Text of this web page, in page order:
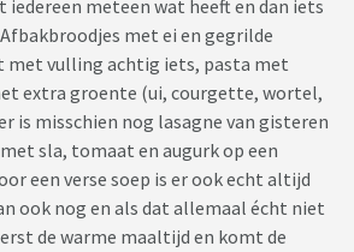
iedereen meteen wat heeft en dan iets
met ei en gegrilde
met vulling achtig iets, pasta met
extra groente (ui, courgette, wortel,
is misschien nog lasagne van gisteren
sla, tomaat en augurk op een
een verse soep is er ook echt altijd
ook nog en als dat allemaal écht niet
de warme maaltijd en komt de